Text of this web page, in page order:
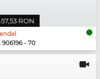
RON
906196 - 70